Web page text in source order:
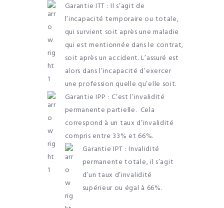
Garantie ITT : Il s’agit de
l’incapacité temporaire ou totale,
qui survient soit après une maladie
qui est mentionnée dans le contrat,
soit après un accident. L’assuré est
alors dans l’incapacité d’exercer
une profession quelle qu’elle soit.
Garantie IPP : C’est l’invalidité
permanente partielle. Cela
correspond à un taux d’invalidité
compris entre 33% et 66%.
Garantie IPT : Invalidité
permanente totale, il s’agit
d’un taux d’invalidité
supérieur ou égal à 66%.